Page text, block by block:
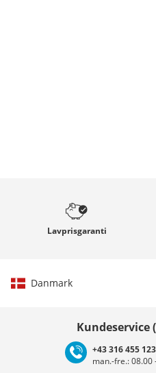
Lavprisgaranti
Danmark
Deutschland
Kundeservice
+43 316 455 123
man.-fre.: 08.00